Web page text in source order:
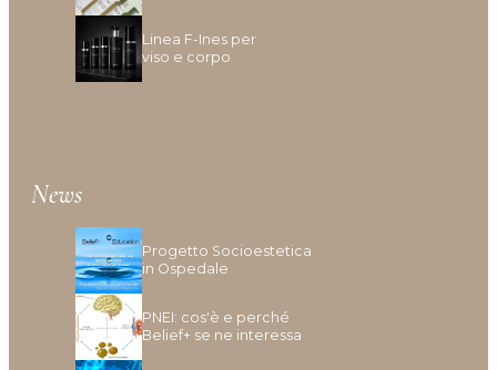
Linea F-Ines per
viso e corpo
News
Progetto Socioestetica
in Ospedale
PNEI: cos'è e perché
Belief+ se ne interessa